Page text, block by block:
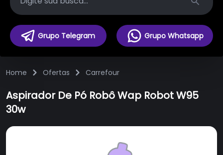
Search
Grupo Telegram Grupo Whatsapp
Home Ofertas Carrefour
Aspirador De Pó Robô Wap Robot W95
30w